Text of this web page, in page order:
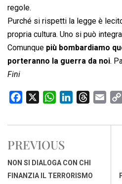
regole.
Purché si rispetti la legge è
propria cultura. Uno si può
Comunque più bombardiamo
porteranno la guerra da noi.
Fini
c
b
o
o
W
a
s
A
p
n
d
I
r
d
s
a
PREVIOUS
NON SI DIALOGA CON CHI
FINANZIA IL TERRORISMO